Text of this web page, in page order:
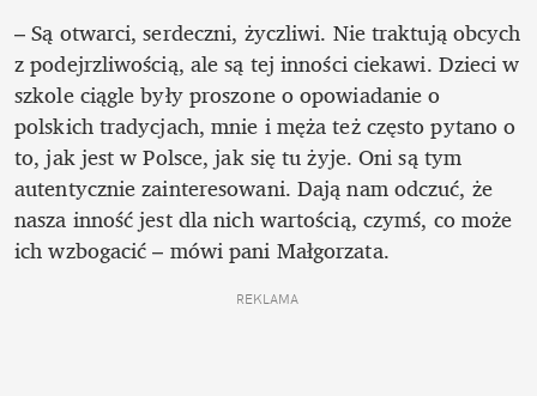
– Są otwarci, serdeczni, życzliwi. Nie traktują obcych
z podejrzliwością, ale są tej inności ciekawi. Dzieci w
szkole ciągle były proszone o opowiadanie o
polskich tradycjach, mnie i męża też często pytano o
to, jak jest w Polsce, jak się tu żyje. Oni są tym
autentycznie zainteresowani. Dają nam odczuć, że
nasza inność jest dla nich wartością, czymś, co może
ich wzbogacić – mówi pani Małgorzata.
REKLAMA